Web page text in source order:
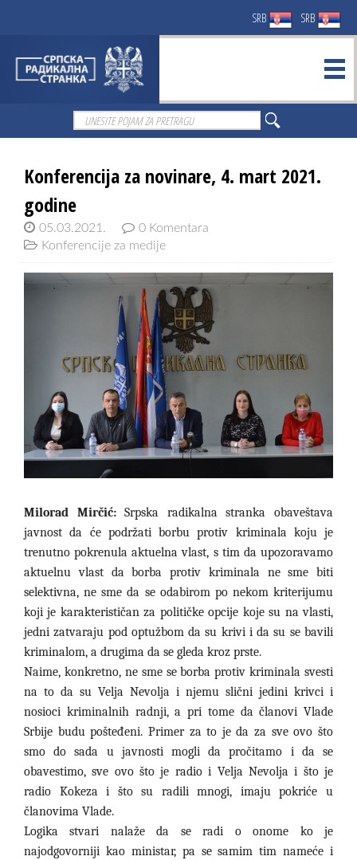
SRB SRB
Konferencija za novinare, 4. mart 2021.
godine
05.03.2021.
0 Komentara
Konferencije za medije
Milorad Mirčić:Srpska radikalna stranka obaveštava
javnost da će podržati borbu protiv kriminala koju je
trenutno pokrenula aktuelna vlast, s tim da upozoravamo
aktuelnu vlast da borba protiv kriminala ne sme biti
selektivna, ne sme da se odabirom po nekom kriterijumu
koji je karakterističan za političke opcije koje su na vlasti,
jedni zatvaraju pod optužbom da su krivi i da su se bavili
kriminalom, a drugima da se gleda kroz prste.
Naime, konkretno, ne sme se borba protiv kriminala svesti
na to da su Velja Nevolja i njemu slični jedini krivci i
nosioci kriminalnih radnji, a pri tome da članovi Vlade
Srbije budu pošteđeni. Primer za to je da za sve ovo što
smo do sada u javnosti mogli da pročitamo i da se
obavestimo, sve ovo što je radio i Velja Nevolja i što je
radio Kokeza i što su radili mnogi, imaju pokriće u
članovima Vlade.
Logika stvari nalaže da se radi o onome ko je
najodgovorniji kao ministar, pa se samim tim nameće i